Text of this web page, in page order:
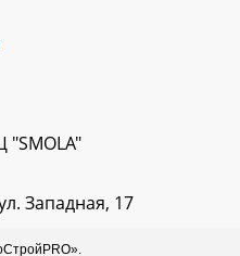
"SMOLA"
Западная, 17
«ЕвроСтройPRO».